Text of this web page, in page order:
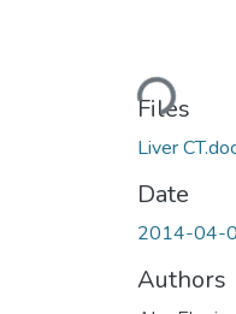
Loading...
Files
Liver
Date
2014-04-
Authors